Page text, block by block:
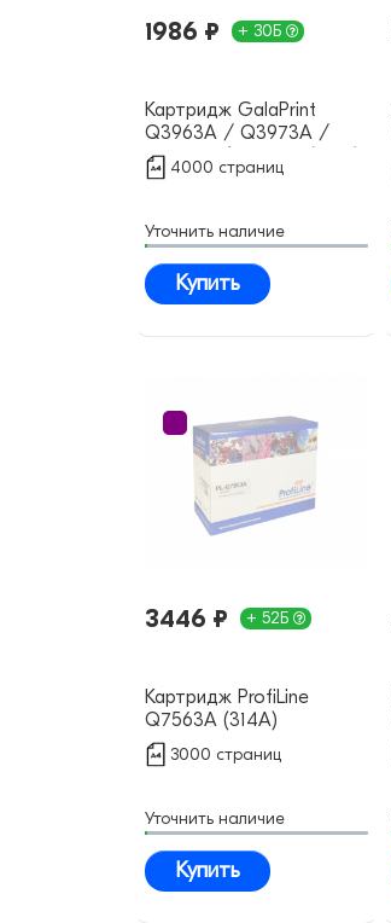
1986 ₽ + 30Б
Картридж GalaPrint
Q3963A / Q3973A /
C9703A / EP-87M (122A)
совместимый
4000 страниц
Уточнить наличие
Купить
3446 ₽ + 52Б
Картридж ProfiLine
Q7563A (314A)
совместимый
3000 страниц
Уточнить наличие
Купить